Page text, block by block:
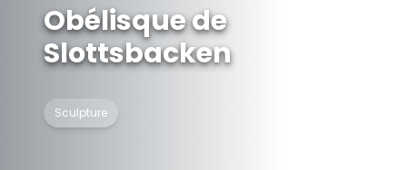
Obélisque de
Slottsbacken
Sculpture